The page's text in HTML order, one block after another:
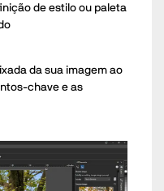
de estilo ou paleta
da sua imagem ao
chave e as